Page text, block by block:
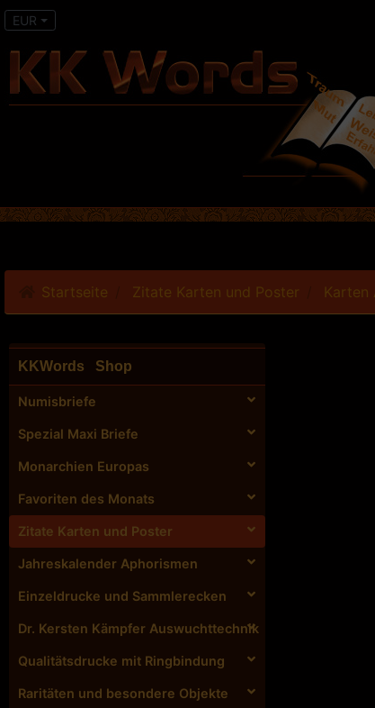
EUR
Startseite Zitate Karten und Poster Karten
KKWords Shop
Numisbriefe
Spezial Maxi Briefe
Monarchien Europas
Favoriten des Monats
Zitate Karten und Poster
Jahreskalender Aphorismen
Einzeldrucke und Sammlerecken
Dr. Kersten Kämpfer Auswuchttechnik
Qualitätsdrucke mit Ringbindung
Raritäten und besondere Objekte